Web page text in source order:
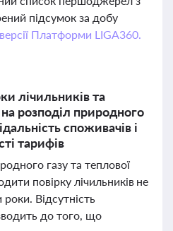
підсумок за добу
Платформи LIGA360.
лічильників та
розподіл природного
споживачів і
тарифів
газу та теплової
повірку лічильників не
Відсутність
до того, що